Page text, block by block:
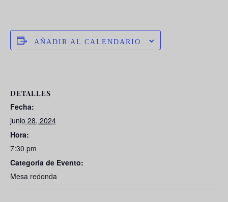
AÑADIR AL CALENDARIO
DETALLES
Fecha:
junio 28, 2024
Hora:
7:30 pm
Categoría de Evento:
Mesa redonda